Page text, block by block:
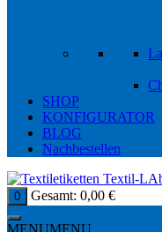
SHOP
KONFIGURATOR
BLOG
Nachbestellen
0 Gesamt: 0,00 €
MENUMENU